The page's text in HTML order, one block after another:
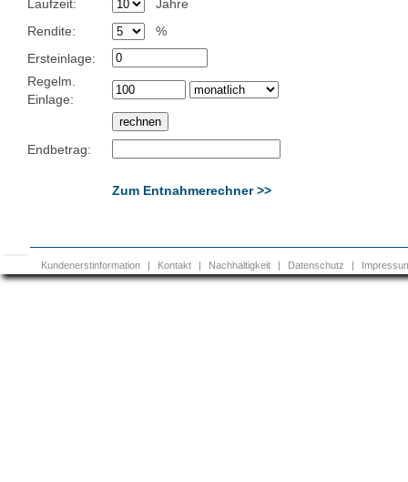
Laufzeit:
Jahre
Rendite:
%
Ersteinlage:
Regelm.
Einlage:
Endbetrag:
Zum Entnahmerechner >>
Kundenerstinformation | Kontakt | Nachhaltigkeit | Datenschutz |